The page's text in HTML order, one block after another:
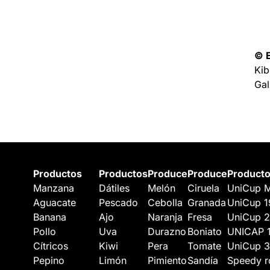
©
Productos
Manzana
Aguacate
Banana
Pollo
Cítricos
Pepino
Productos
Dátiles
Pescado
Ajo
Uva
Kiwi
Limón
Produce
Melón
Cebolla
Naranja
Durazno
Pera
Pimiento
Produce
Ciruela
Granada
Fresa
Boniato
Tomate
Sandía
UniCup
UniCup
UniCup
UNICAP
UniCup
Speedy